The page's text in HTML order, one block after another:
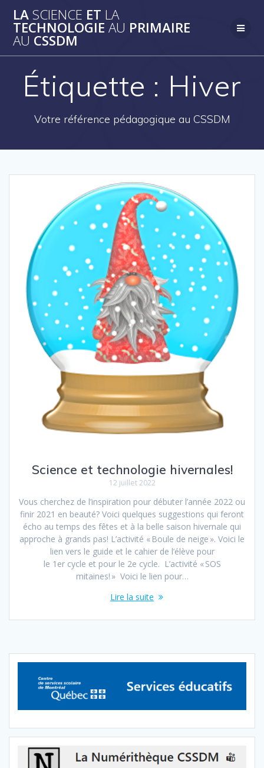
content
LA SCIENCE ET LA
TECHNOLOGIE AU PRIMAIRE
AU CSSDM
Étiquette : Hiver
Votre référence pédagogique au CSSDM
Science et technologie hivernales!
12 juillet 2022
Vous cherchez de l’inspiration pour débuter l’année 2022 ou
finir 2021 en beauté? Voici quelques suggestions qui feront
écho au temps des fêtes et à la belle saison hivernale qui
approche à grands pas! L’activité « Boule de neige ». Voici le
lien vers le guide et le cahier de l’élève pour
le 1er cycle et pour le 2e cycle. L’activité « SOS
mitaines! » Voici le lien pour…
Lire la suite